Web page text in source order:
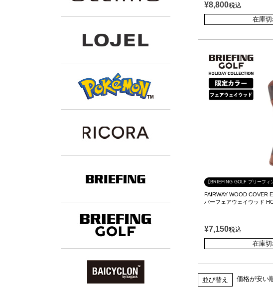
¥8,800税込
在庫
【BRIEFING GOLF ブリーフィ
FAIRWAY WOOD COVER
バーフェアウェイウッド
¥7,150税込
在庫
並び替え 価格が安い